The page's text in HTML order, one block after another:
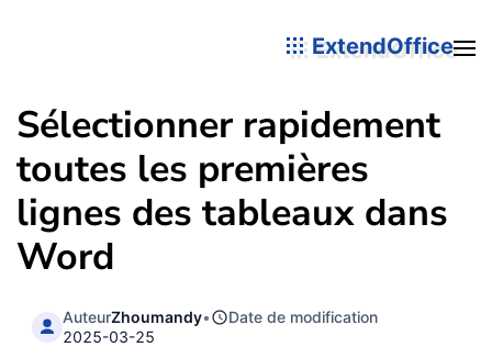
ExtendOffice
Sélectionner rapidement
toutes les premières
lignes des tableaux dans
Word
AuteurZhoumandy•
Date de modification
2025-03-25